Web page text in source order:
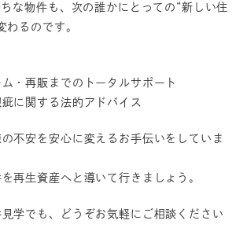
な物件も、次の誰かにとっての“新しい住
わるのです。
・再販までのトータルサポート
に関する法的アドバイス
不安を安心に変えるお手伝いをしていま
再生資産へと導いて行きましょう。
学でも、どうぞお気軽にご相談ください